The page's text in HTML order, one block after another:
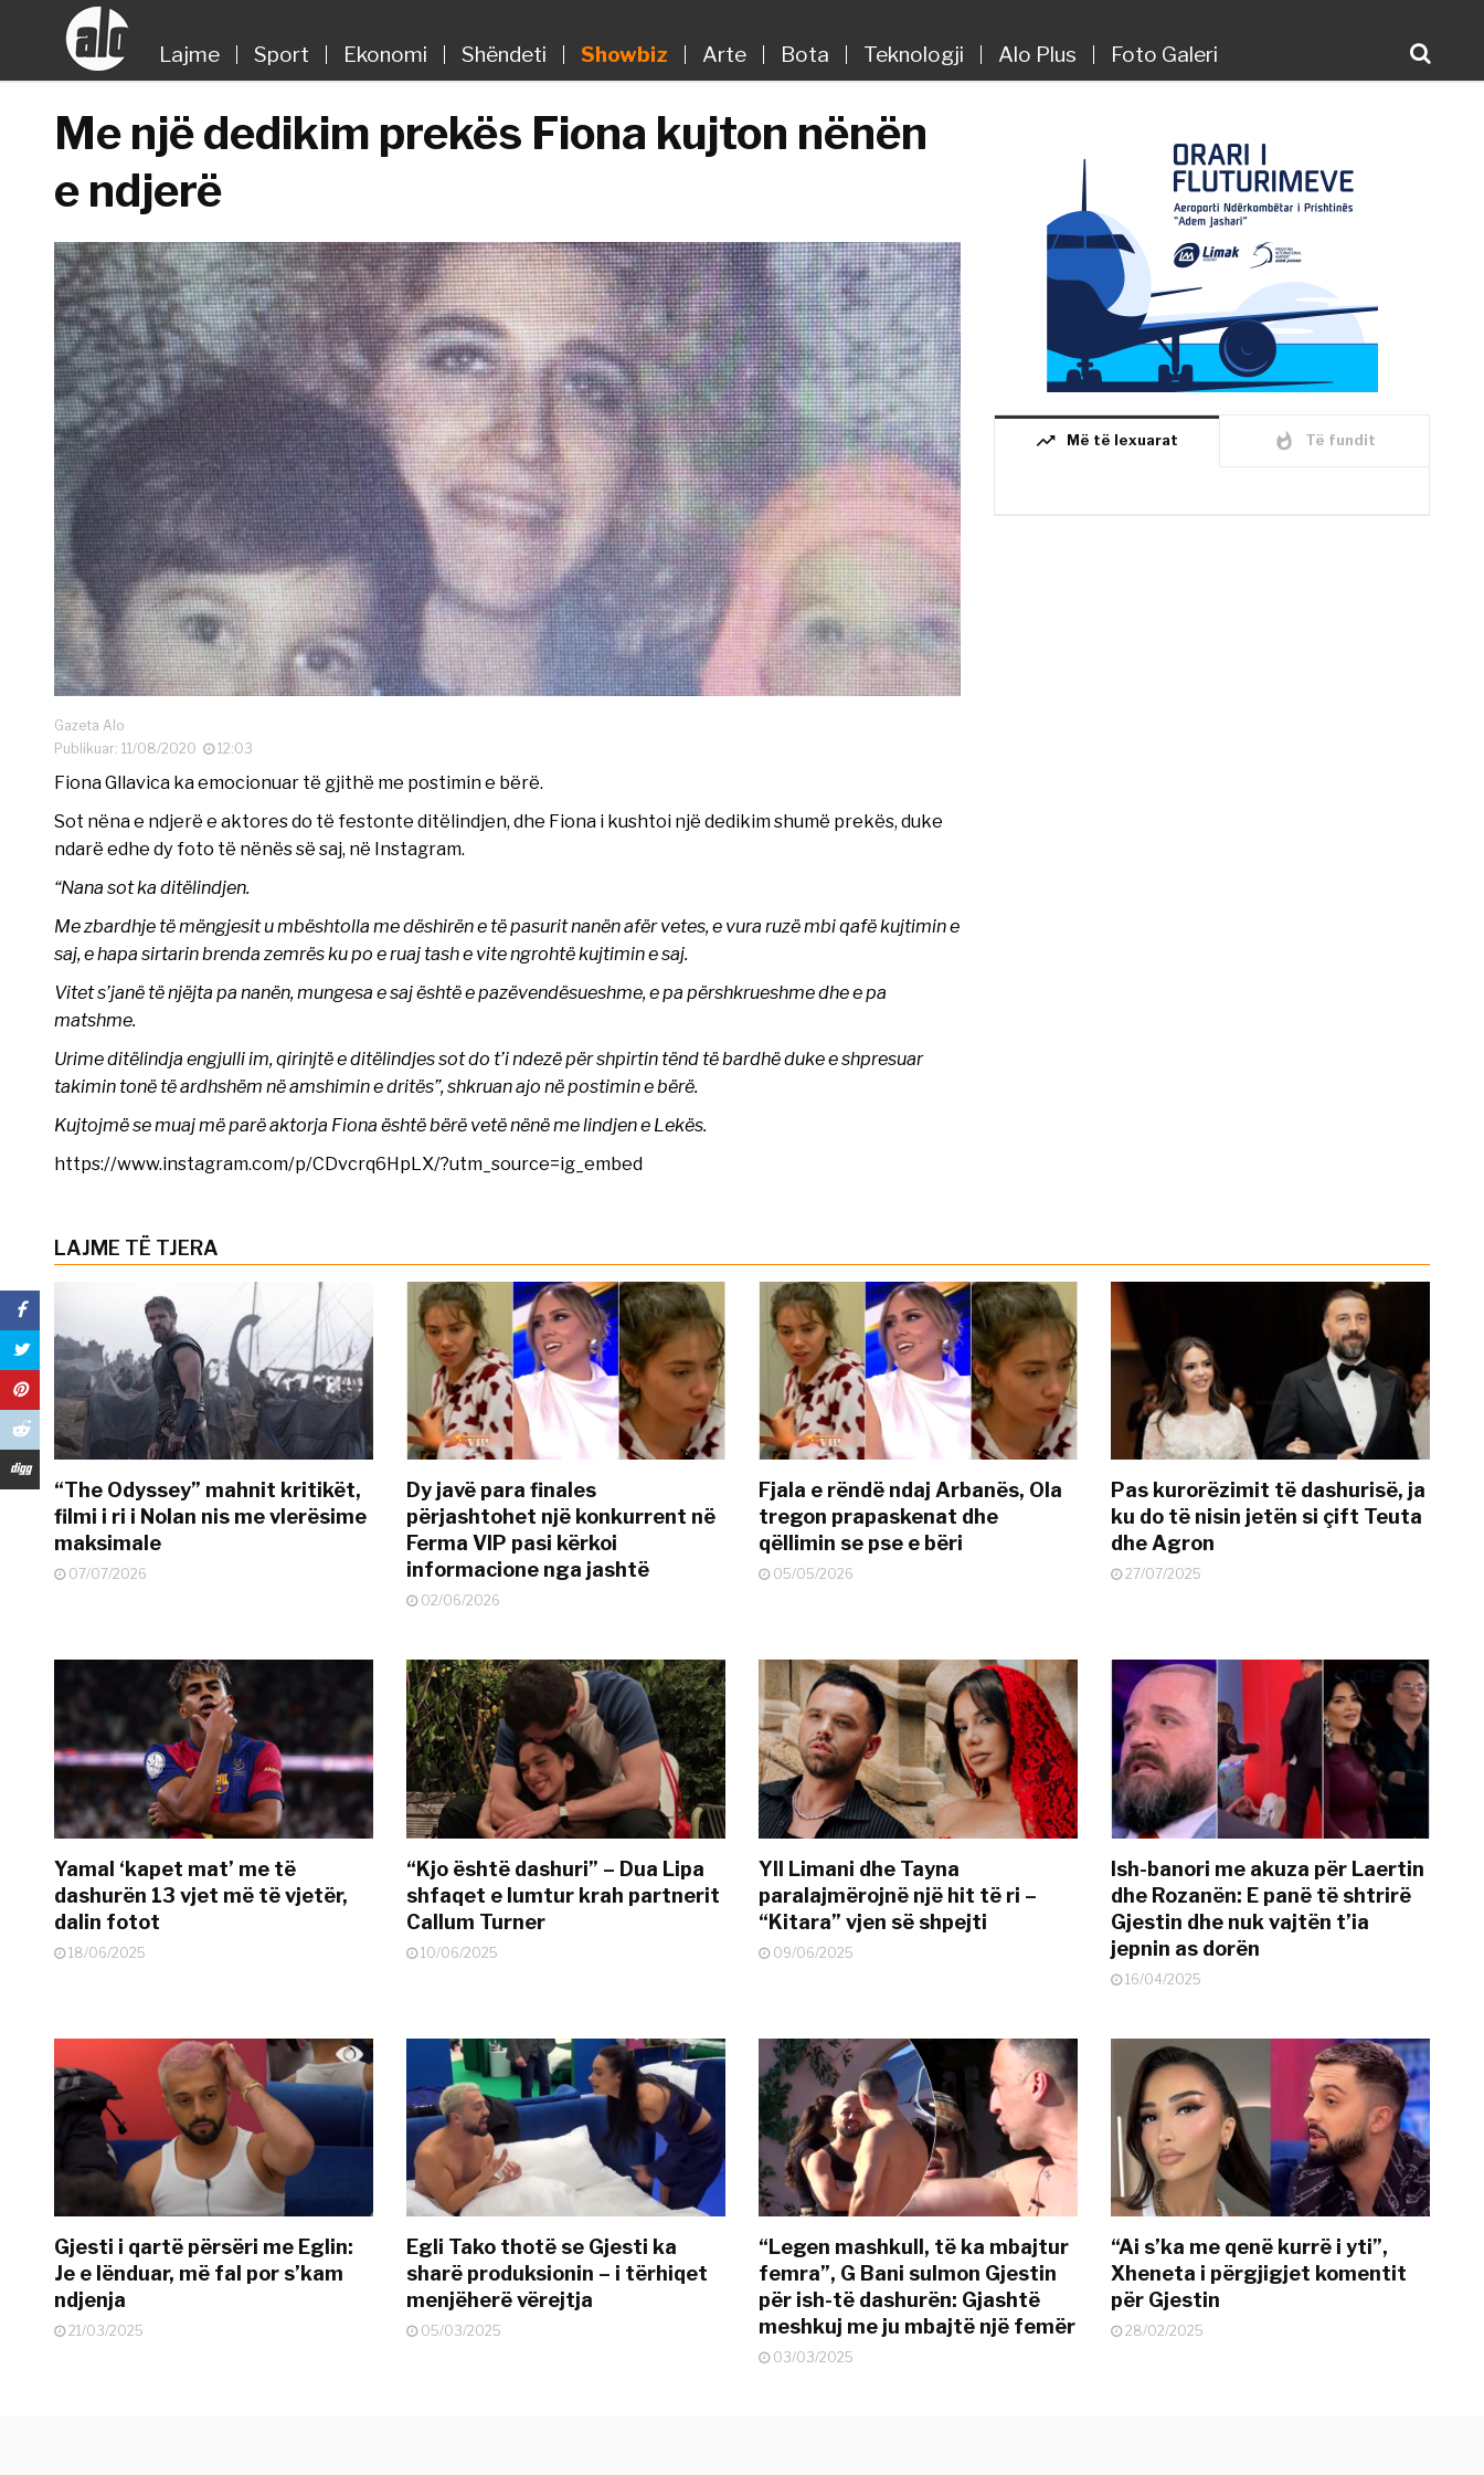
Lajme Sport Ekonomi Shëndeti Showbiz Arte Bota Teknologji Alo Plus Foto Galeri
Me një dedikim prekës Fiona kujton nënën
e ndjerë
Gazeta Alo
Publikuar: 11/08/2020
12:03
Fiona Gllavica ka emocionuar të gjithë me postimin e bërë.
Sot nëna e ndjerë e aktores do të festonte ditëlindjen, dhe Fiona i kushtoi një dedikim shumë prekës, duke
ndarë edhe dy foto të nënës së saj, në Instagram.
“Nana sot ka ditëlindjen.
Me zbardhje të mëngjesit u mbështolla me dëshirën e të pasurit nanën afër vetes, e vura ruzë mbi qafë kujtimin e
saj, e hapa sirtarin brenda zemrës ku po e ruaj tash e vite ngrohtë kujtimin e saj.
Vitet s’janë të njëjta pa nanën, mungesa e saj është e pazëvendësueshme, e pa përshkrueshme dhe e pa
matshme.
Urime ditëlindja engjulli im, qirinjtë e ditëlindjes sot do t’i ndezë për shpirtin tënd të bardhë duke e shpresuar
takimin tonë të ardhshëm në amshimin e dritës”, shkruan ajo në postimin e bërë.
Kujtojmë se muaj më parë aktorja Fiona është bërë vetë nënë me lindjen e Lekës.
https://www.instagram.com/p/CDvcrq6HpLX/?utm_source=ig_embed
trending_up Më të lexuarat whatshot Të fundit
LAJME TË TJERA
“The Odyssey” mahnit kritikët,
filmi i ri i Nolan nis me vlerësime
maksimale
07/07/2026
Dy javë para finales
përjashtohet një konkurrent në
Ferma VIP pasi kërkoi
informacione nga jashtë
02/06/2026
Fjala e rëndë ndaj Arbanës, Ola
tregon prapaskenat dhe
qëllimin se pse e bëri
05/05/2026
Pas kurorëzimit të dashurisë, ja
ku do të nisin jetën si çift Teuta
dhe Agron
27/07/2025
Yamal ‘kapet mat’ me të
dashurën 13 vjet më të vjetër,
dalin fotot
18/06/2025
“Kjo është dashuri” – Dua Lipa
shfaqet e lumtur krah partnerit
Callum Turner
10/06/2025
Yll Limani dhe Tayna
paralajmërojnë një hit të ri –
“Kitara” vjen së shpejti
09/06/2025
Ish-banori me akuza për Laertin
dhe Rozanën: E panë të shtrirë
Gjestin dhe nuk vajtën t’ia
jepnin as dorën
16/04/2025
Gjesti i qartë përsëri me Eglin:
Je e lënduar, më fal por s’kam
ndjenja
21/03/2025
Egli Tako thotë se Gjesti ka
sharë produksionin – i tërhiqet
menjëherë vërejtja
05/03/2025
“Legen mashkull, të ka mbajtur
femra”, G Bani sulmon Gjestin
për ish-të dashurën: Gjashtë
meshkuj me ju mbajtë një femër
03/03/2025
“Ai s’ka me qenë kurrë i yti”,
Xheneta i përgjigjet komentit
për Gjestin
28/02/2025